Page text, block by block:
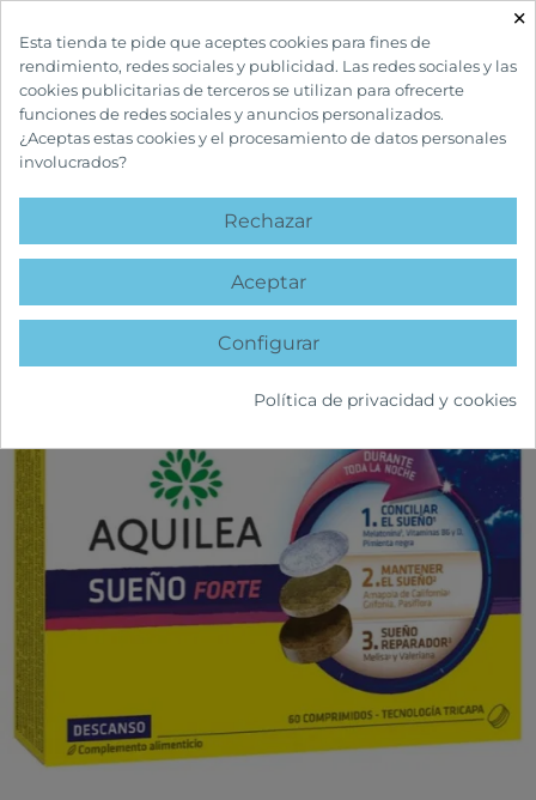
INICIO COMPLEMENTOS Y VITAMINAS
favorite
×
Esta tienda te pide que aceptes cookies para fines de
rendimiento, redes sociales y publicidad. Las redes sociales y las
cookies publicitarias de terceros se utilizan para ofrecerte
funciones de redes sociales y anuncios personalizados.
¿Aceptas estas cookies y el procesamiento de datos personales
involucrados?
Rechazar
Aceptar
Configurar
Política de privacidad y cookies